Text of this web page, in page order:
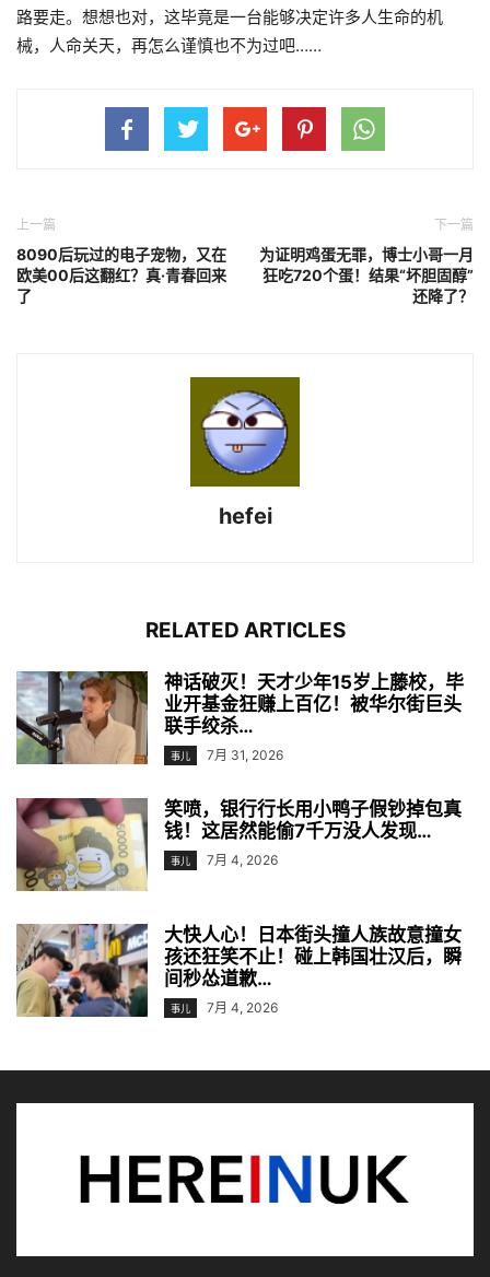
路要走。想想也对，这毕竟是一台能够决定许多人生命的机
械，人命关天，再怎么谨慎也不为过吧……
上一篇
8090后玩过的电子宠物，又在
欧美00后这翻红？真·青春回来
了
下一篇
为证明鸡蛋无罪，博士小哥一月
狂吃720个蛋！结果“坏胆固醇”
还降了？
hefei
RELATED ARTICLES
神话破灭！天才少年15岁上藤校，毕
业开基金狂赚上百亿！被华尔街巨头
联手绞杀…
事儿 7月 31, 2026
笑喷，银行行长用小鸭子假钞掉包真
钱！这居然能偷7千万没人发现…
事儿 7月 4, 2026
大快人心！日本街头撞人族故意撞女
孩还狂笑不止！碰上韩国壮汉后，瞬
间秒怂道歉…
事儿 7月 4, 2026